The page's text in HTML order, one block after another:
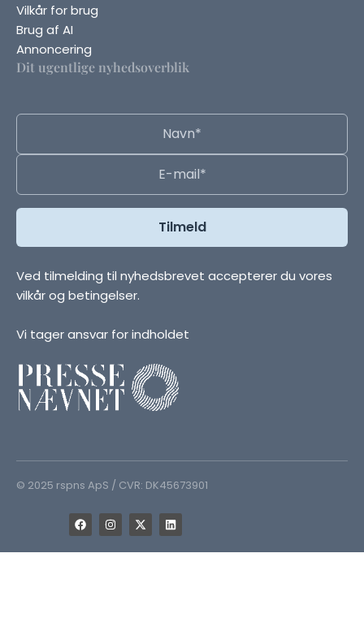
Vilkår for brug
Brug af AI
Annoncering
Dit ugentlige nyhedsoverblik
Ved tilmelding til nyhedsbrevet accepterer du vores
vilkår og betingelser.
Vi tager ansvar for indholdet
© 2025 rspns ApS / CVR: DK45673901